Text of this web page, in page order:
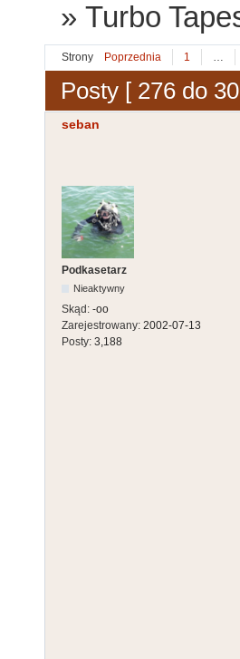
»Turbo
Strony Poprzednia 1 …
Posty [ 276 do
seban
Podkasetarz
Nieaktywny
Skąd: -oo
Zarejestrowany: 2002-07-13
Posty: 3,188